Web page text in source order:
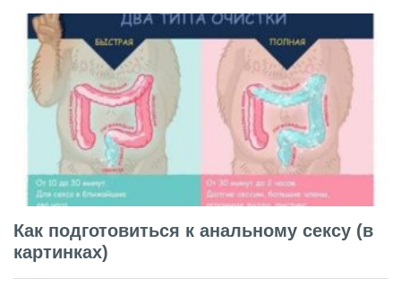
Как подготовиться к анальному сексу (в
картинках)